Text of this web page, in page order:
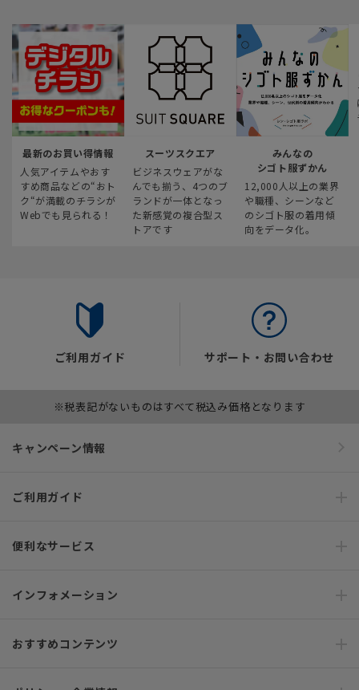
最新のお買い得情報
人気アイテムやおす
すめ商品などの“おト
ク“が満載のチラシが
Webでも見られる！
スーツスクエア
ビジネスウェアがな
んでも揃う、4つのブ
ランドが一体となっ
た新感覚の複合型ス
トアです
みんなの
シゴト服ずかん
12,000人以上の業界
や職種、シーンなど
のシゴト服の着用傾
向をデータ化。
ご利用ガイド サポート・お問い合わせ
※税表記がないものはすべて税込み価格となります
キャンペーン情報
ご利用ガイド
便利なサービス
インフォメーション
おすすめコンテンツ